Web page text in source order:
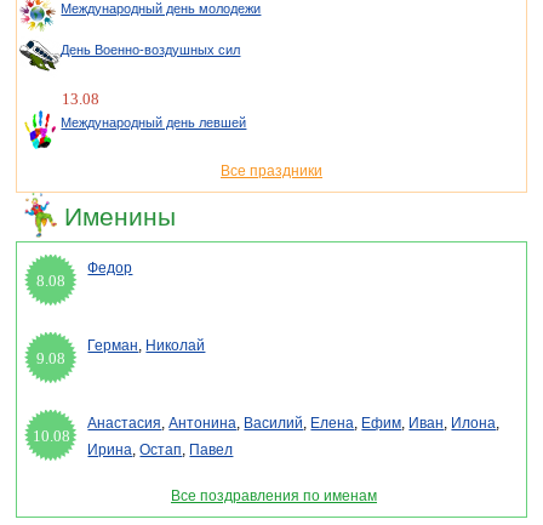
Международный день молодежи
День Военно-воздушных сил
13.08
Международный день левшей
Все праздники
Именины
8.08
Федор
9.08
Герман, Николай
10.08
Анастасия,Антонина, Василий, Елена, Ефим, Иван, Илона,
Ирина,Остап, Павел
Все поздравления по именам